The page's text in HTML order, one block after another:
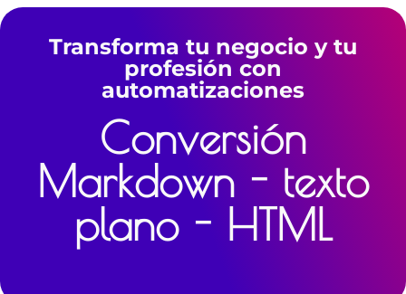
Transforma tu negocio y tu
profesión con
automatizaciones
Conversión
Markdown - texto
plano - HTML